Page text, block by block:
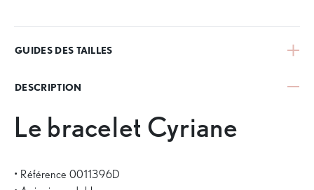
GUIDES DES TAILLES
DESCRIPTION
Le bracelet Cyriane
• Référence 0011396D